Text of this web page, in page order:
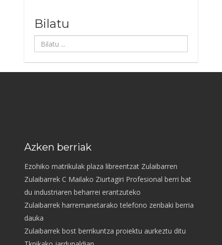
Bilatu
Bilatu
...
Azken berriak
Ezohiko matrikulak plaza libreentzat Zulaibarren
Zulaibarrek C Mailako Ziurtagiri Profesional berri bat
du industriaren beharrei erantzuteko
Zulaibarrek harremanetarako telefono zenbaki berria
dauka
Zulaibarrek bost berrikuntza proiektu aurkeztu ditu